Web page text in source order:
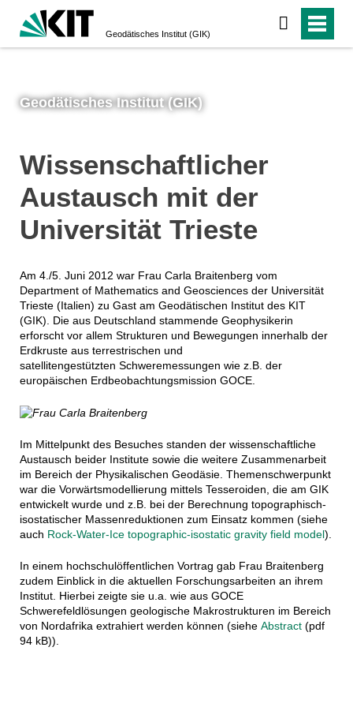
Geodätisches Institut (GIK)
Geodätisches Institut (GIK)
Wissenschaftlicher
Austausch mit der
Universität Trieste
Am 4./5. Juni 2012 war Frau Carla Braitenberg vom
Department of Mathematics and Geosciences der Universität
Trieste (Italien) zu Gast am Geodätischen Institut des KIT
(GIK). Die aus Deutschland stammende Geophysikerin
erforscht vor allem Strukturen und Bewegungen innerhalb der
Erdkruste aus terrestrischen und
satellitengestützten Schweremessungen wie z.B. der
europäischen Erdbeobachtungsmission GOCE.
Im Mittelpunkt des Besuches standen der wissenschaftliche
Austausch beider Institute sowie die weitere Zusammenarbeit
im Bereich der Physikalischen Geodäsie. Themenschwerpunkt
war die Vorwärtsmodellierung mittels Tesseroiden, die am GIK
entwickelt wurde und z.B. bei der Berechnung topographisch-
isostatischer Massenreduktionen zum Einsatz kommen (siehe
auch Rock-Water-Ice topographic-isostatic gravity field model).
In einem hochschulöffentlichen Vortrag gab Frau Braitenberg
zudem Einblick in die aktuellen Forschungsarbeiten an ihrem
Institut. Hierbei zeigte sie u.a. wie aus GOCE
Schwerefeldlösungen geologische Makrostrukturen im Bereich
von Nordafrika extrahiert werden können (siehe Abstract(pdf
94 kB)).